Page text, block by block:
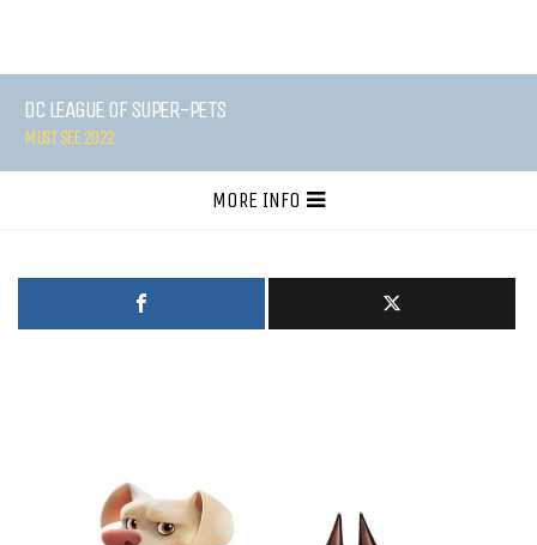
DC LEAGUE OF SUPER-PETS
MUST SEE 2022
MORE INFO